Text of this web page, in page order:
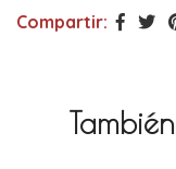
Compartir: